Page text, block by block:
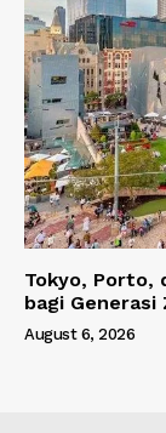
Tokyo, Porto,
bagi Generasi
August 6, 2026